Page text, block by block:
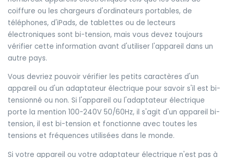
coiffure ou les chargeurs d'ordinateurs portables, de
téléphones, d'iPads, de tablettes ou de lecteurs
électroniques sont bi-tension, mais vous devez toujours
vérifier cette information avant d'utiliser l'appareil dans un
autre pays.
Vous devriez pouvoir vérifier les petits caractères d'un
appareil ou d'un adaptateur électrique pour savoir s'il est bi-
tensionné ou non. Si l'appareil ou l'adaptateur électrique
porte la mention 100-240V 50/60Hz, il s'agit d'un appareil bi-
tension, il est bi-tension et fonctionne avec toutes les
tensions et fréquences utilisées dans le monde.
Si votre appareil ou votre adaptateur électrique n'est pas à